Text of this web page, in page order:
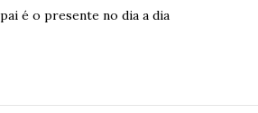
é o presente no dia a dia